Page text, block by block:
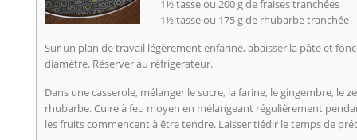
1½ tasse ou 200 g de fraises tranchées
1½ tasse ou 175 g de rhubarbe tranchée
Sur un plan de travail légèrement enfariné, abaisser la pâte et
diamètre. Réserver au réfrigérateur.
Dans une casserole, mélanger le sucre, la farine, le gingembre, le
rhubarbe. Cuire à feu moyen en mélangeant régulièrement
les fruits commencent à être tendre. Laisser tiédir le temps de